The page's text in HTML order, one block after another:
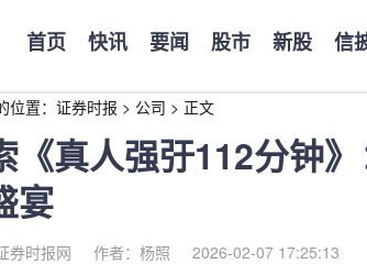
首页 快讯 要闻 股市 新股 信
置： 证券时报 > 公司 > 正文
《真人强弙112分钟
宴
券时报网 作者：杨照 2026-02-07 17:25:13